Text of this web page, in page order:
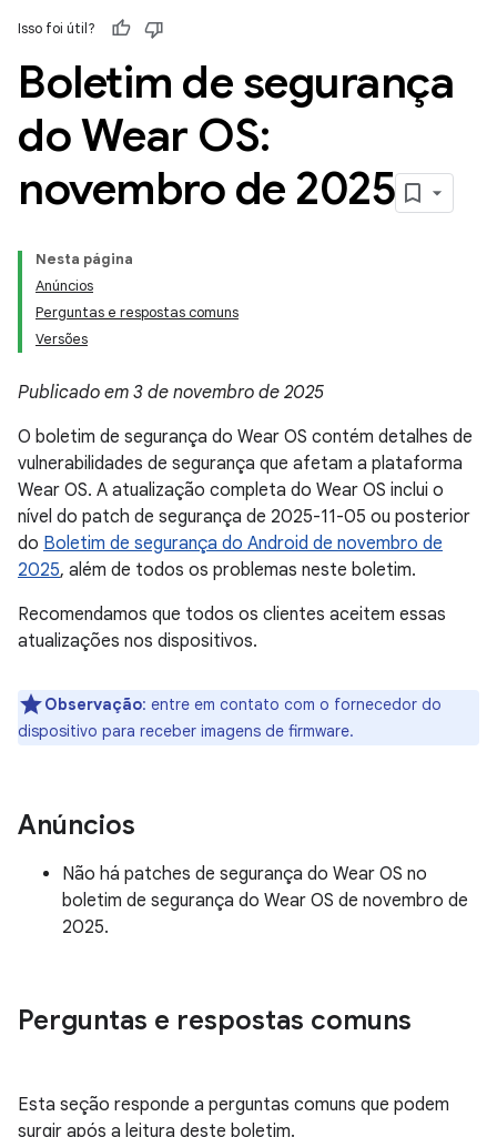
Isso foi útil?
Boletim de segurança
do Wear OS:
novembro de 2025
Nesta página
Anúncios
Perguntas e respostas comuns
Versões
Publicado em 3 de novembro de 2025
O boletim de segurança do Wear OS contém detalhes de
vulnerabilidades de segurança que afetam a plataforma
Wear OS. A atualização completa do Wear OS inclui o
nível do patch de segurança de 2025-11-05 ou posterior
do Boletim de segurança do Android de novembro de
2025, além de todos os problemas neste boletim.
Recomendamos que todos os clientes aceitem essas
atualizações nos dispositivos.
Observação: entre em contato com o fornecedor do
dispositivo para receber imagens de firmware.
Anúncios
Não há patches de segurança do Wear OS no
boletim de segurança do Wear OS de novembro de
2025.
Perguntas e respostas comuns
Esta seção responde a perguntas comuns que podem
surgir após a leitura deste boletim.